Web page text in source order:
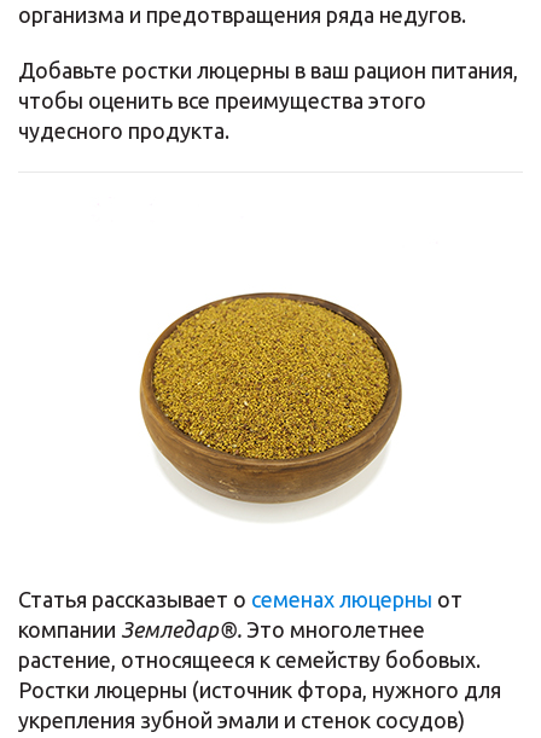
организма и предотвращения ряда недугов.
Добавьте ростки люцерны в ваш рацион питания,
чтобы оценить все преимущества этого
чудесного продукта.
Статья рассказывает о cеменах люцерны от
компании Земледар®. Это многолетнее
растение, относящееся к семейству бобовых.
Ростки люцерны (источник фтора, нужного для
укрепления зубной эмали и стенок сосудов)